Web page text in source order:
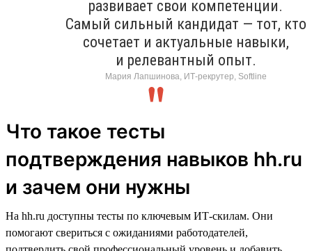
развивает свои компетенции.
Самый сильный кандидат — тот, кто
сочетает и актуальные навыки,
и релевантный опыт.
Мария Лапшинова, ИТ-рекрутер, Softline
Что такое тесты
подтверждения навыков hh.ru
и зачем они нужны
На hh.ru доступны тесты по ключевым ИТ-скилам. Они
помогают свериться с ожиданиями работодателей,